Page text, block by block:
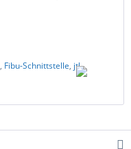
, Fibu-Schnittstelle, jtl-